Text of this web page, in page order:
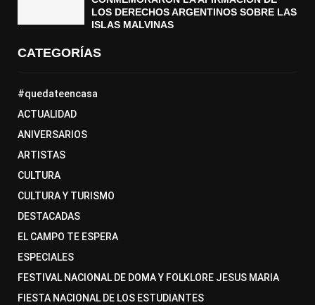
LOS DERECHOS ARGENTINOS SOBRE LAS
ISLAS MALVINAS
CATEGORÍAS
#quedateencasa
ACTUALIDAD
ANIVERSARIOS
ARTISTAS
CULTURA
CULTURA Y TURISMO
DESTACADAS
EL CAMPO TE ESPERA
ESPECIALES
FESTIVAL NACIONAL DE DOMA Y FOLKLORE JESUS MARIA
FIESTA NACIONAL DE LOS ESTUDIANTES